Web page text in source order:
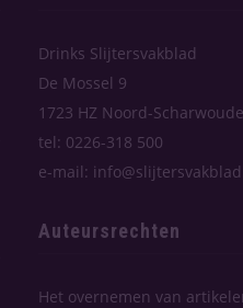
Drinks Slijtersvakblad
De Mossel 9
1723 HZ Noord-Scharwoude
tel: 0226-318 500
e-mail:
Auteursrechten
Het overnemen van